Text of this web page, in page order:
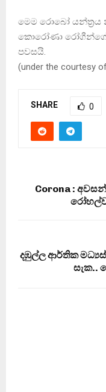
මෙම රොබෝ යන්ත්‍රය
කොරෝණා රෝගීන්ගේ
පවසයි.
(under the courtesy
SHARE 0
Corona :
දඹුල්ල ආර්තික
සැක..